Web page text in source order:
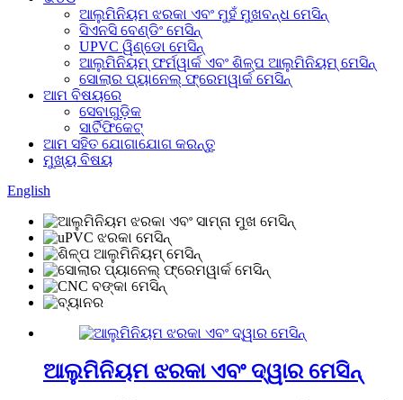
ଆଲୁମିନିୟମ ଝରକା ଏବଂ ମୁହଁ ମୁଖବନ୍ଧ ମେସିନ୍
ସିଏନସି ବେଣ୍ଡିଂ ମେସିନ୍
UPVC ୱିଣ୍ଡୋ ମେସିନ୍
ଆଲୁମିନିୟମ୍ ଫର୍ମୱାର୍କ ଏବଂ ଶିଳ୍ପ ଆଲୁମିନିୟମ୍ ମେସିନ୍
ସୋଲାର ପ୍ୟାନେଲ୍ ଫ୍ରେମୱାର୍କ ମେସିନ୍
ଆମ ବିଷୟରେ
ସେବାଗୁଡ଼ିକ
ସାର୍ଟିଫିକେଟ୍
ଆମ ସହିତ ଯୋଗାଯୋଗ କରନ୍ତୁ
ମୁଖ୍ୟ ବିଷୟ
English
ଆଲୁମିନିୟମ ଝରକା ଏବଂ ଦ୍ୱାର ମେସିନ୍